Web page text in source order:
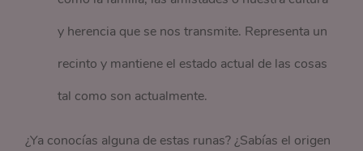
y herencia que se nos transmite. Representa un
recinto y mantiene el estado actual de las cosas
tal como son actualmente.
¿Ya conocías alguna de estas runas? ¿Sabías el origen